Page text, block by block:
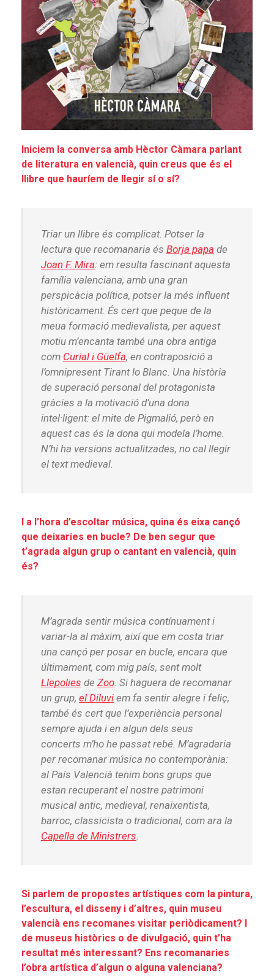
Iniciem la conversa amb Hèctor Càmara parlant
de literatura en valencià, quin creus que és el
llibre que hauríem de llegir sí o sí?
Triar un llibre és complicat. Potser la
lectura que recomanaria és Borja papa de
Joan F. Mira: em resulta fascinant aquesta
família valenciana, amb una gran
perspicàcia política, potser la més influent
històricament. És cert que peque de la
meua formació medievalista, per aquest
motiu m’encanta també una obra antiga
com Curial i Güelfa, en contraposició a
l’omnipresent Tirant lo Blanc. Una història
de superació personal del protagonista
gràcies a la motivació d’una dona
intel·ligent: el mite de Pigmalió, però en
aquest cas és la dona qui modela l’home.
N’hi ha versions actualitzades, no cal llegir
el text medieval.
I a l’hora d’escoltar música, quina és eixa cançó
que deixaries en bucle? De ben segur que
t’agrada algun grup o cantant en valencià, quin
és?
M’agrada sentir música contínuament i
variar-la al màxim, així que em costa triar
una cançó per posar en bucle, encara que
últimament, com mig país, sent molt
Llepolies de Zoo. Si haguera de recomanar
un grup, el Diluvi em fa sentir alegre i feliç,
també és cert que l’experiència personal
sempre ajuda i en algun dels seus
concerts m’ho he passat rebé. M’agradaria
per recomanar música no contemporània:
al País Valencià tenim bons grups que
estan recuperant el nostre patrimoni
musical antic, medieval, renaixentista,
barroc, classicista o tradicional, com ara la
Capella de Ministrers.
Si parlem de propostes artístiques com la pintura,
l’escultura, el disseny i d’altres, quin museu
valencià ens recomanes visitar periòdicament? I
de museus històrics o de divulgació, quin t’ha
resultat més interessant? Ens recomanaries
l’obra artística d’algun o alguna valenciana?